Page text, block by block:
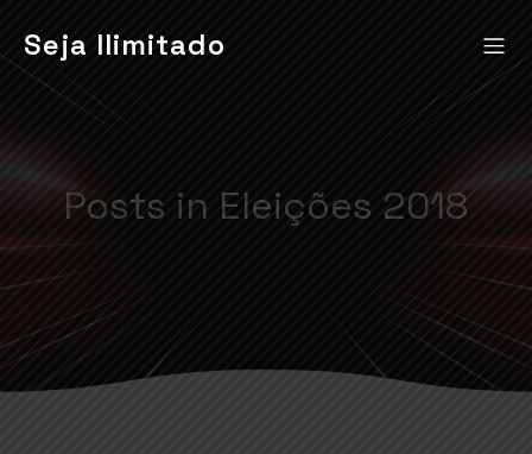
Seja Ilimitado
Posts in Eleições 2018